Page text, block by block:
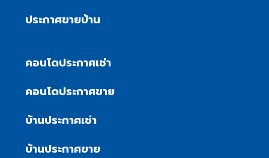
ประกาศขายบ้าน
คอนโดประกาศเช่า
คอนโดประกาศขาย
บ้านประกาศเช่า
บ้านประกาศขาย